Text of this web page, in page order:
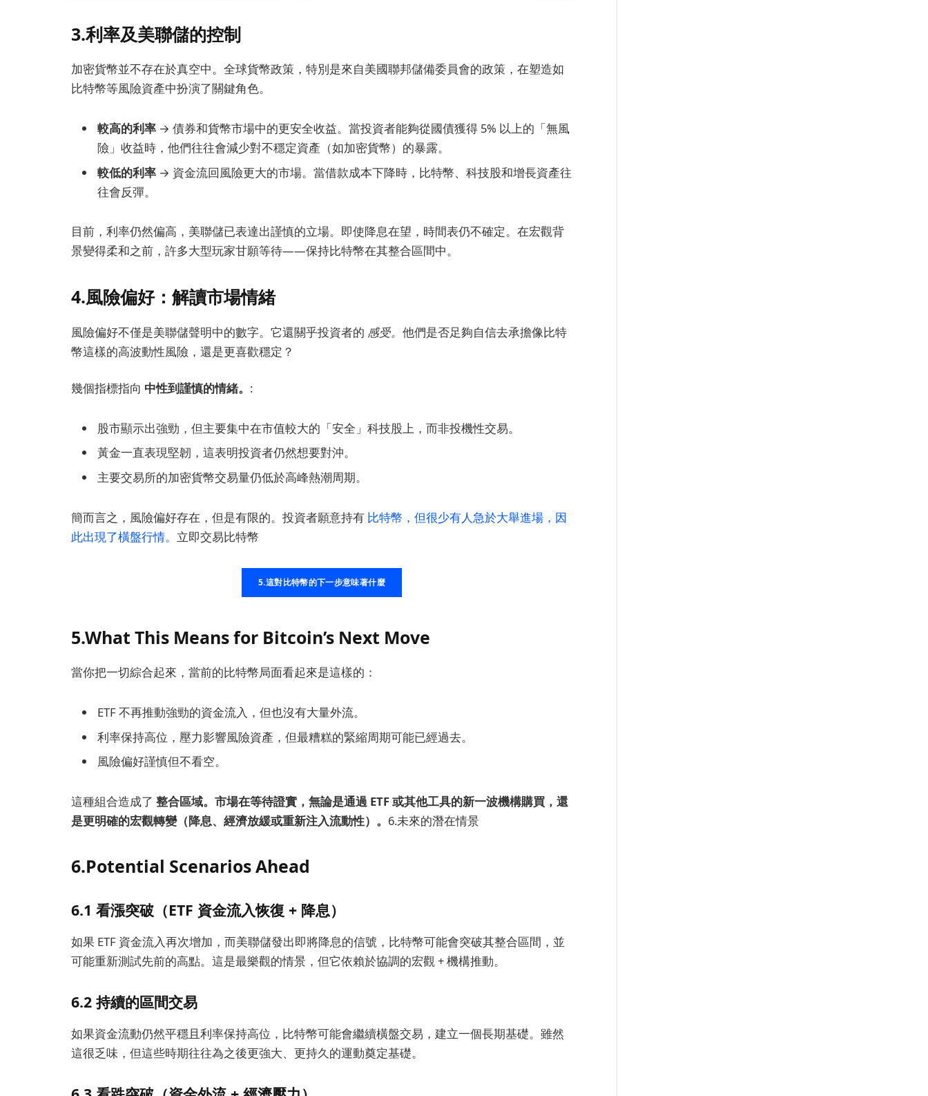
3.利率及美聯儲的控制
加密貨幣並不存在於真空中。全球貨幣政策，特別是來自美國聯邦儲備委員會的政策，在塑造如
比特幣等風險資產中扮演了關鍵角色。
較高的利率 → 債券和貨幣市場中的更安全收益。當投資者能夠從國債獲得 5% 以上的「無風
險」收益時，他們往往會減少對不穩定資產（如加密貨幣）的暴露。
較低的利率 → 資金流回風險更大的市場。當借款成本下降時，比特幣、科技股和增長資產往
往會反彈。
目前，利率仍然偏高，美聯儲已表達出謹慎的立場。即使降息在望，時間表仍不確定。在宏觀背
景變得柔和之前，許多大型玩家甘願等待——保持比特幣在其整合區間中。
4.風險偏好：解讀市場情緒
風險偏好不僅是美聯儲聲明中的數字。它還關乎投資者的 感受。 他們是否足夠自信去承擔像比特
幣這樣的高波動性風險，還是更喜歡穩定？
幾個指標指向 中性到謹慎的情緒。 :
股市顯示出強勁，但主要集中在市值較大的「安全」科技股上，而非投機性交易。
黃金一直表現堅韌，這表明投資者仍然想要對沖。
主要交易所的加密貨幣交易量仍低於高峰熱潮周期。
簡而言之，風險偏好存在，但是有限的。投資者願意持有 比特幣，但很少有人急於大舉進場，因
此出現了橫盤行情。 立即交易比特幣
5.這對比特幣的下一步意味著什麼
5.What This Means for Bitcoin’s Next Move
當你把一切綜合起來，當前的比特幣局面看起來是這樣的：
ETF 不再推動強勁的資金流入，但也沒有大量外流。
利率保持高位，壓力影響風險資產，但最糟糕的緊縮周期可能已經過去。
風險偏好謹慎但不看空。
這種組合造成了 整合區域。市場在等待證實，無論是通過 ETF 或其他工具的新一波機構購買，還
是更明確的宏觀轉變（降息、經濟放緩或重新注入流動性）。 6.未來的潛在情景
6.Potential Scenarios Ahead
6.1 看漲突破（ETF 資金流入恢復 + 降息）
如果 ETF 資金流入再次增加，而美聯儲發出即將降息的信號，比特幣可能會突破其整合區間，並
可能重新測試先前的高點。這是最樂觀的情景，但它依賴於協調的宏觀 + 機構推動。
6.2 持續的區間交易
如果資金流動仍然平穩且利率保持高位，比特幣可能會繼續橫盤交易，建立一個長期基礎。雖然
這很乏味，但這些時期往往為之後更強大、更持久的運動奠定基礎。